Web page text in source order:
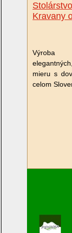
Kravany
Výroba
mieru s
celom